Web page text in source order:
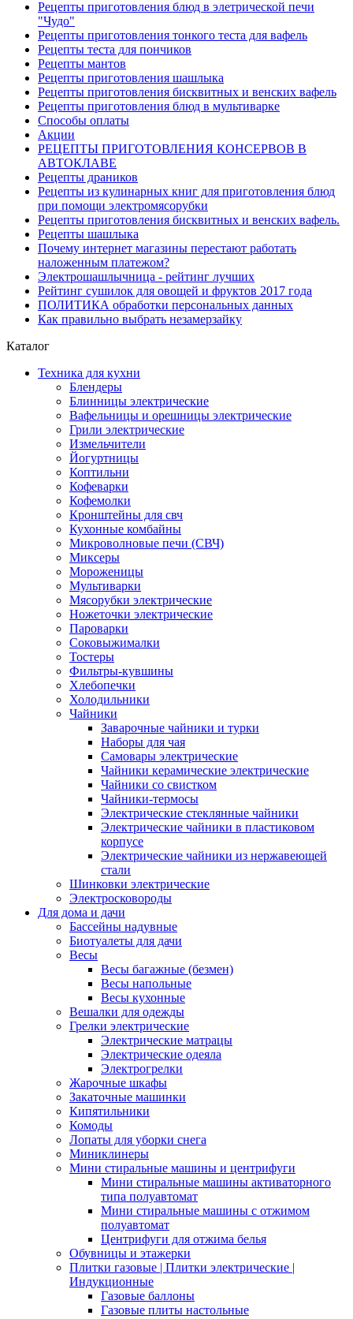
Рецепты приготовления блюд в элетрической печи
"Чудо"
Рецепты приготовления тонкого теста для вафель
Рецепты теста для пончиков
Рецепты мантов
Рецепты приготовления шашлыка
Рецепты приготовления бисквитных и венских вафель
Рецепты приготовления блюд в мультиварке
Способы оплаты
Акции
РЕЦЕПТЫ ПРИГОТОВЛЕНИЯ КОНСЕРВОВ В
АВТОКЛАВЕ
Рецепты драников
Рецепты из кулинарных книг для приготовления блюд
при помощи электромясорубки
Рецепты приготовления бисквитных и венских вафель.
Рецепты шашлыка
Почему интернет магазины перестают работать
наложенным платежом?
Электрошашлычница - рейтинг лучших
Рейтинг сушилок для овощей и фруктов 2017 года
ПОЛИТИКА обработки персональных данных
Как правильно выбрать незамерзайку
Каталог
Техника для кухни
Блендеры
Блинницы электрические
Вафельницы и орешницы электрические
Грили электрические
Измельчители
Йогуртницы
Коптильни
Кофеварки
Кофемолки
Кронштейны для свч
Кухонные комбайны
Микроволновые печи (СВЧ)
Миксеры
Мороженицы
Мультиварки
Мясорубки электрические
Ножеточки электрические
Пароварки
Соковыжималки
Тостеры
Фильтры-кувшины
Хлебопечки
Холодильники
Чайники
Заварочные чайники и турки
Наборы для чая
Самовары электрические
Чайники керамические электрические
Чайники со свистком
Чайники-термосы
Электрические стеклянные чайники
Электрические чайники в пластиковом
корпусе
Электрические чайники из нержавеющей
стали
Шинковки электрические
Электросковороды
Для дома и дачи
Бассейны надувные
Биотуалеты для дачи
Весы
Весы багажные (безмен)
Весы напольные
Весы кухонные
Вешалки для одежды
Грелки электрические
Электрические матрацы
Электрические одеяла
Электрогрелки
Жарочные шкафы
Закаточные машинки
Кипятильники
Комоды
Лопаты для уборки снега
Миниклинеры
Мини стиральные машины и центрифуги
Мини стиральные машины активаторного
типа полуавтомат
Мини стиральные машины с отжимом
полуавтомат
Центрифуги для отжима белья
Обувницы и этажерки
Плитки газовые | Плитки электрические |
Индукционные
Газовые баллоны
Газовые плиты настольные